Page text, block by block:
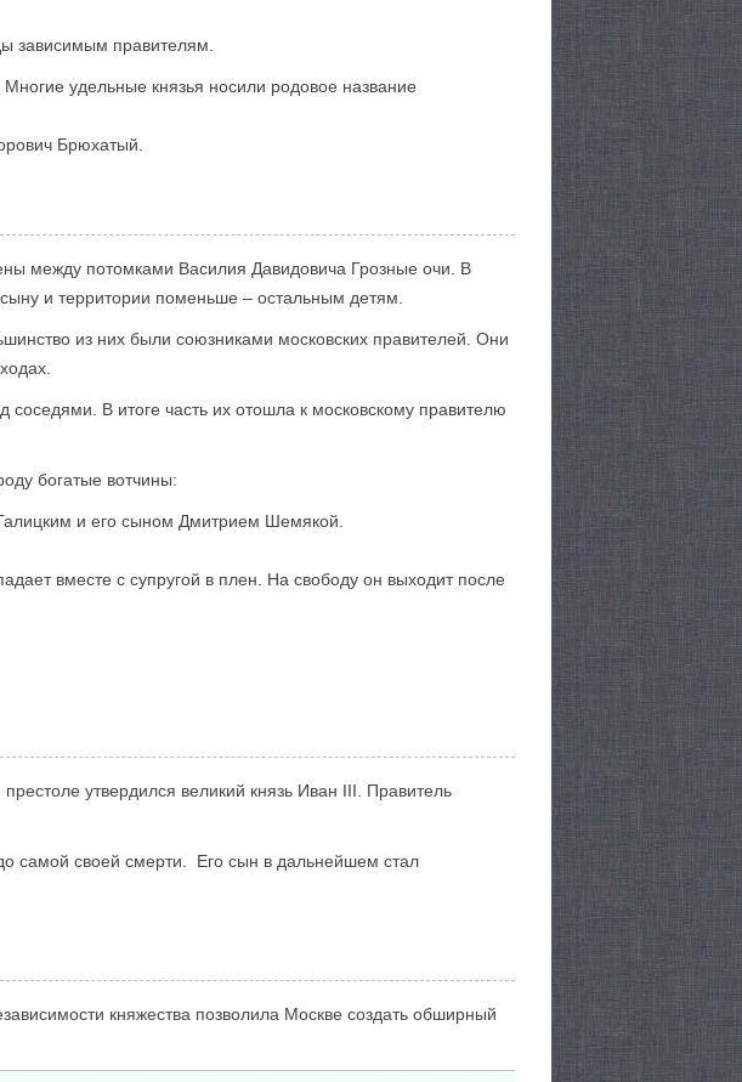
зависимым правителям.
удельные князья носили родовое название
Брюхатый.
между потомками Василия Давидовича Грозные очи. В
и территории поменьше – остальным детям.
из них были союзниками московских правителей. Они
В итоге часть их отошла к московскому правителю
богатые вотчины:
и его сыном Дмитрием Шемякой.
вместе с супругой в плен. На свободу он выходит после
утвердился великий князь Иван III. Правитель
самой своей смерти. Его сын в дальнейшем стал
княжества позволила Москве создать обширный